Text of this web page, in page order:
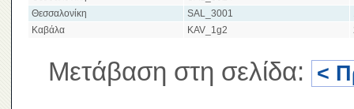
Θεσσαλονίκη
SAL_3001
Καβάλα
KAV_1g2
Μετάβαση στη σελίδα: <